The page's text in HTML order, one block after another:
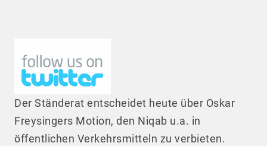
Der Ständerat entscheidet heute über Oskar
Freysingers Motion, den Niqab u.a. in
öffentlichen Verkehrsmitteln zu verbieten.